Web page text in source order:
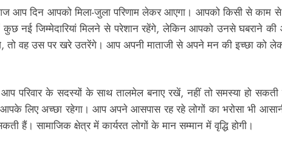
आप दिन आपको मिला-जुला परिणाम लेकर आएगा। आपको किसी से काम
कुछ नई जिम्मेदारियां मिलने से परेशान रहेंगे, लेकिन आपको उनसे घबराने
तो वह उस पर खरे उतरेंगे। आप अपनी माताजी से अपने मन की इच्छा को
परिवार के सदस्यों के साथ तालमेल बनाए रखें, नहीं तो समस्या हो
आपके लिए अच्छा रहेगा। आप अपने आसपास रह रहे लोगों का भरोसा भी
हैं। सामाजिक क्षेत्र में कार्यरत लोगों के मान सम्मान में वृद्धि होगी।